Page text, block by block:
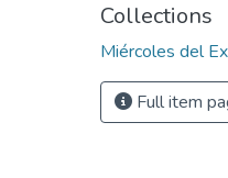
Collections
Miércoles del
Full item